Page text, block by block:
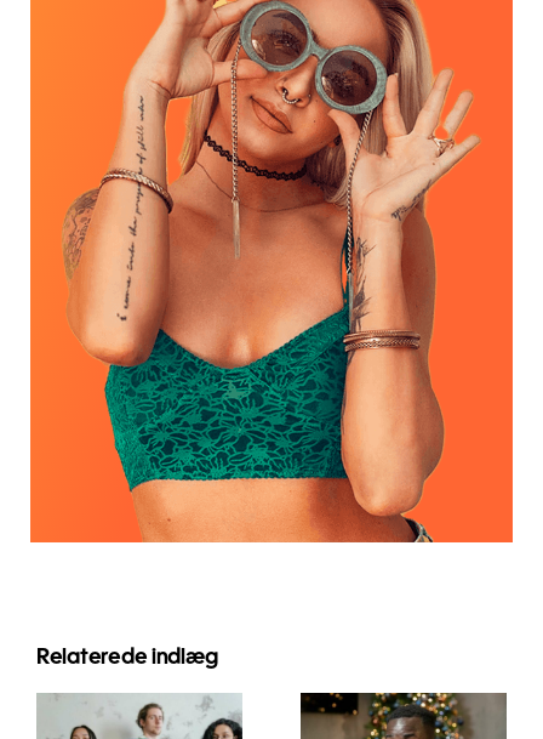
Relaterede indlæg
De bedste
Sådan